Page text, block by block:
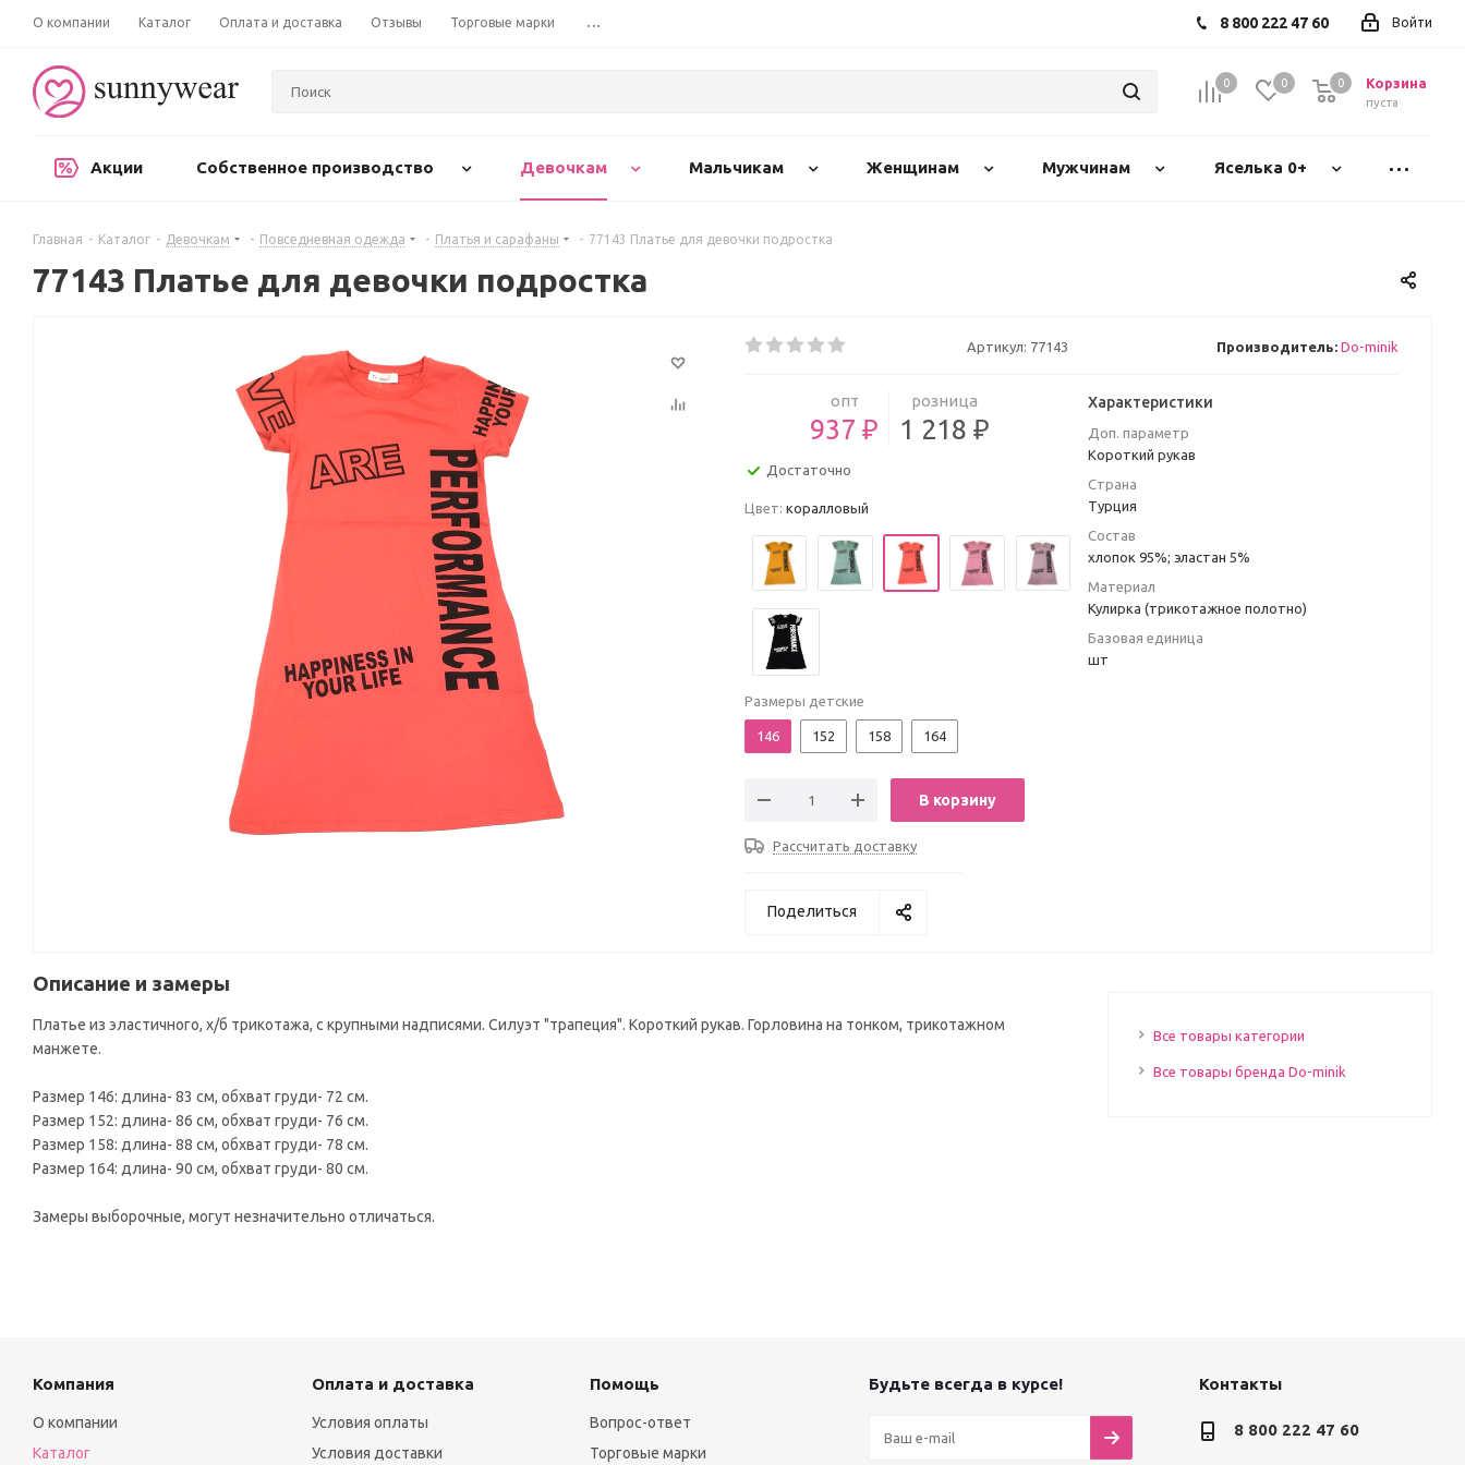
О компании Каталог Оплата и доставка Отзывы Торговые марки ... Войти
8 800 222 47 60
0 0 Корзина
пуста
0
Акции Собственное производство Девочкам Мальчикам Женщинам Мужчинам Яселька 0+
Главная - Каталог - Девочкам - Повседневная одежда - Платья и сарафаны - 77143 Платье для девочки подростка
77143 Платье для девочки подростка
Артикул: 77143 Производитель: Do-minik
опт
937 ₽
розница
1 218 ₽
Достаточно
Цвет: коралловый
Размеры детские
146 152 158 164
В корзину
Рассчитать доставку
Характеристики
Доп. параметр
Короткий рукав
Страна
Турция
Состав
хлопок 95%; эластан 5%
Материал
Кулирка (трикотажное полотно)
Базовая единица
шт
Поделиться
Описание и замеры
Платье из эластичного, х/б трикотажа, с крупными надписями. Силуэт "трапеция". Короткий рукав. Горловина на тонком, трикотажном
манжете.
Размер 146: длина- 83 см, обхват груди- 72 см.
Размер 152: длина- 86 см, обхват груди- 76 см.
Размер 158: длина- 88 см, обхват груди- 78 см.
Размер 164: длина- 90 см, обхват груди- 80 см.
Замеры выборочные, могут незначительно отличаться.
Все товары категории
Все товары бренда Do-minik
Компания
О компании
Каталог
Оплата и доставка
Условия оплаты
Условия доставки
Помощь
Вопрос-ответ
Торговые марки
Будьте всегда в курсе! Контакты
8 800 222 47 60